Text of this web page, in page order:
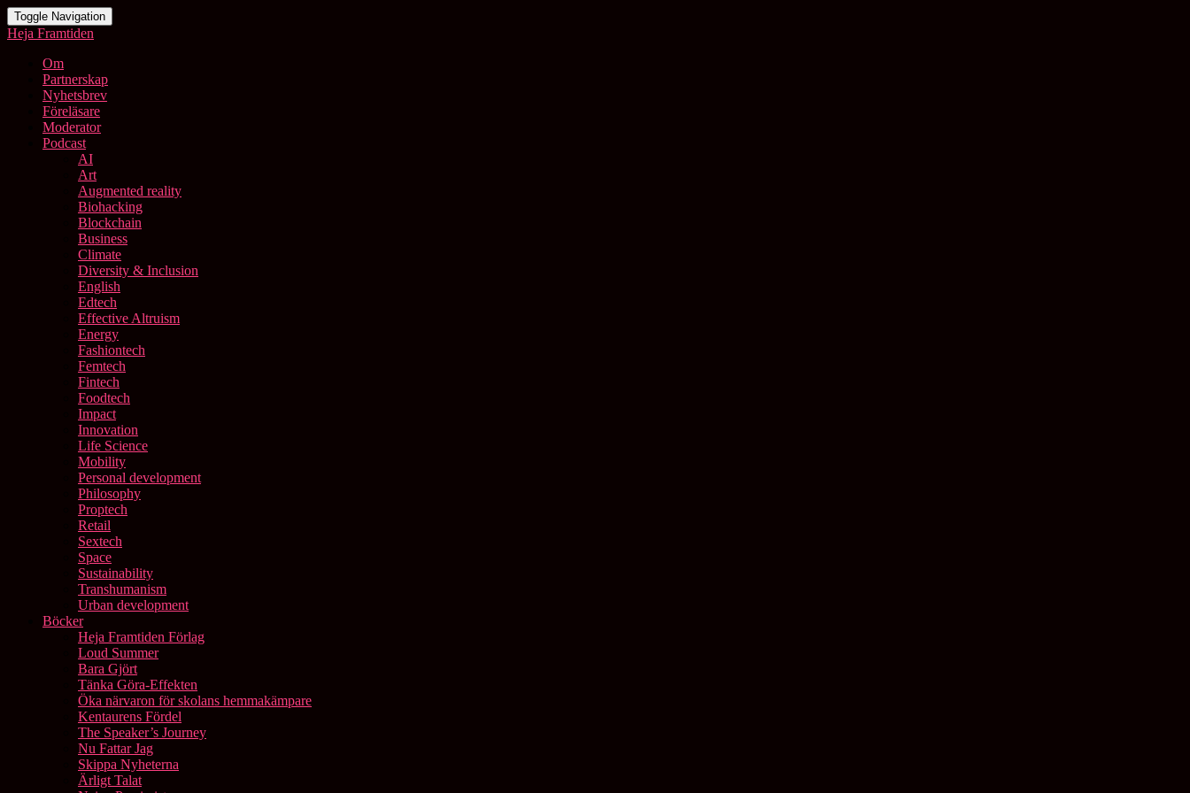
Toggle Navigation
Heja Framtiden
Om
Partnerskap
Nyhetsbrev
Föreläsare
Moderator
Podcast
AI
Art
Augmented reality
Biohacking
Blockchain
Business
Climate
Diversity & Inclusion
English
Edtech
Effective Altruism
Energy
Fashiontech
Femtech
Fintech
Foodtech
Impact
Innovation
Life Science
Mobility
Personal development
Philosophy
Proptech
Retail
Sextech
Space
Sustainability
Transhumanism
Urban development
Böcker
Heja Framtiden Förlag
Loud Summer
Bara Gjört
Tänka Göra-Effekten
Öka närvaron för skolans hemmakämpare
Kentaurens Fördel
The Speaker’s Journey
Nu Fattar Jag
Skippa Nyheterna
Ärligt Talat